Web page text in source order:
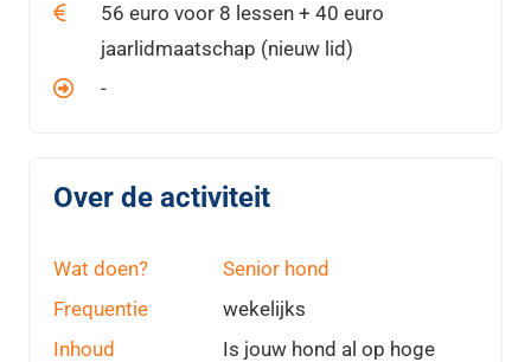
56 euro voor 8 lessen + 40 euro
jaarlidmaatschap (nieuw lid)
-
Over de activiteit
Wat doen?
Senior hond
Frequentie
wekelijks
Inhoud
Is jouw hond al op hoge